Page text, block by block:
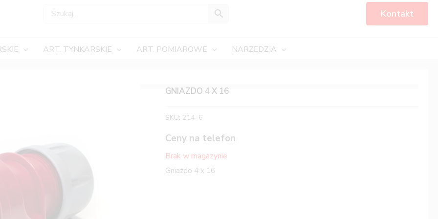
Kontakt
ART. TYNKARSKIE ART. POMIAROWE NARZĘDZIA
GNIAZDO 4 X 16
SKU: 214-6
Ceny na telefon
Brak w magazynie
Gniazdo 4 x 16